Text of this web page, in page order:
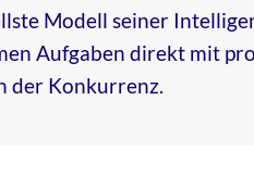
Modell seiner
Aufgaben direkt mit
der Konkurrenz.